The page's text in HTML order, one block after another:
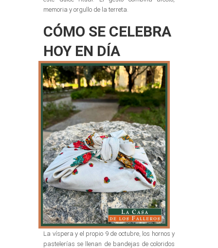
memoria y orgullo de la terreta.
CÓMO SE CELEBRA
HOY EN DÍA
La víspera y el propio 9 de octubre, los hornos y
pastelerías se llenan de bandejas de coloridos